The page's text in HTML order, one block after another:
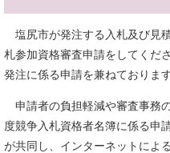
塩尻市が発注する入札及び見
札参加資格審査申請をしてくだ
発注に係る申請を兼ねております
申請者の負担軽減や審査事務
度競争入札資格者名簿に係る申
が共同し、インターネットによ